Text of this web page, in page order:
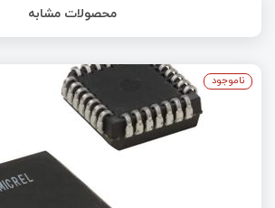
محصولات مشابه
ناموجود